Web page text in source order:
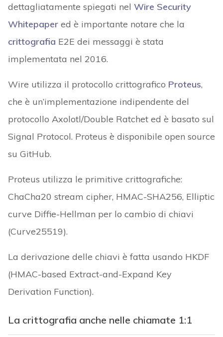
dettagliatamente spiegati nel Wire Security
Whitepapered è importante notare che la
crittografia E2E dei messaggi è stata
implementata nel 2016.
Wire utilizza il protocollo crittografico Proteus,
che è un’implementazione indipendente del
protocollo Axolotl/Double Ratchet ed è basato sul
Signal Protocol. Proteus è disponibile open source
su GitHub.
Proteus utilizza le primitive crittografiche:
ChaCha20 stream cipher, HMAC-SHA256, Elliptic
curve Diffie-Hellman per lo cambio di chiavi
(Curve25519).
La derivazione delle chiavi è fatta usando HKDF
(HMAC-based Extract-and-Expand Key
Derivation Function).
La crittografia anche nelle chiamate 1:1